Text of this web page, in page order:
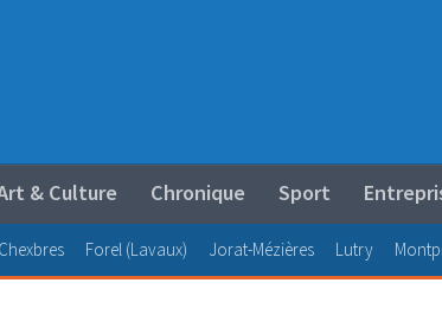
& Culture Chronique Sport
Chexbres Forel (Lavaux) Jorat-Mézières Lutry